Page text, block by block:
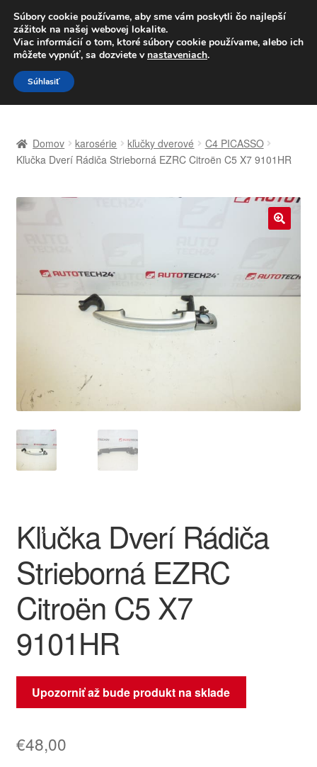
DOPRAVA od 6 EUR
Po–Pi 09:00–16:00 233 221 276
Preskočiť
na
navigáciu
Preskočiť
na
obsah
Celosvetová preprava
Košík
Obchodné podmienky
Platby
Reklamace
Reklamačný poriadok
Domov karosérie kľučky dverové
C4 PICASSO
Kľučka Dverí Rádiča Strieborná EZRC Citroën C5 X7 9101HR
Kľučka Dverí Rádiča
Strieborná EZRC
Citroën C5 X7
9101HR
Upozorniť až bude produkt na sklade
€48,00
Súbory cookie používame, aby sme vám poskytli čo najlepší
zážitok na našej webovej lokalite.
Viac informácií o tom, ktoré súbory cookie používame, alebo ich
môžete vypnúť, sa dozviete v nastaveniach.
Súhlasiť